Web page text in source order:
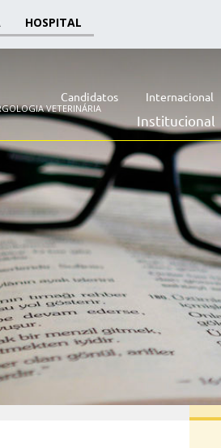
HOSPITAL
Candidatos Internacional
Institucional
VETERINÁRIA